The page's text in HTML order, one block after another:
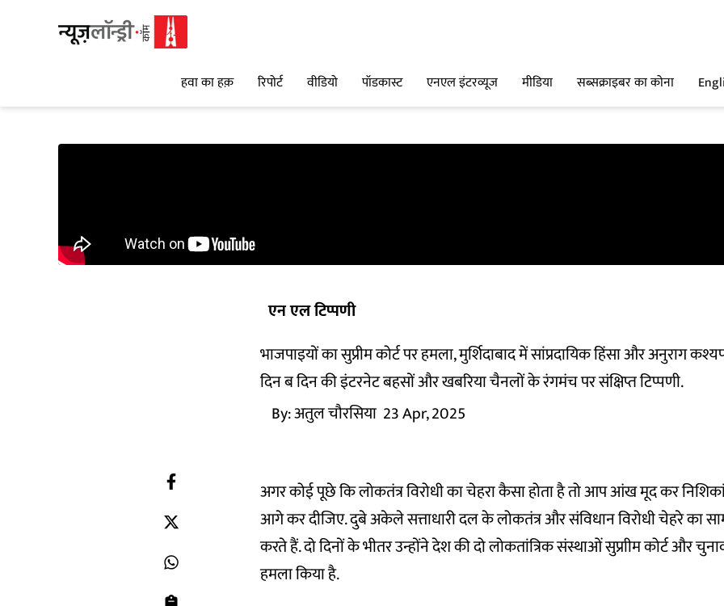
हवा का हक़ रिपोर्ट वीडियो पॉडकास्ट एनएल इंटरव्यूज मीडिया सब्सक्राइबर का कोना
एन एल टिप्पणी
भाजपाइयों का सुप्रीम कोर्ट पर हमला, मुर्शिदाबाद में सांप्रदायिक हिंसा और अनुराग
दिन ब दिन की इंटरनेट बहसों और खबरिया चैनलों के रंगमंच पर संक्षिप्त टिप्पणी.
By:अतुल चौरसिया 23 Apr, 2025
अगर कोई पूछे कि लोकतंत्र विरोधी का चेहरा कैसा होता है तो आप आंख मूद कर
आगे कर दीजिए. दुबे अकेले सत्ताधारी दल के लोकतंत्र और संविधान विरोधी चेहरे का
करते हैं. दो दिनों के भीतर उन्होंने देश की दो लोकतांत्रिक संस्थाओं सुप्राीम कोर्ट और
हमला किया है.